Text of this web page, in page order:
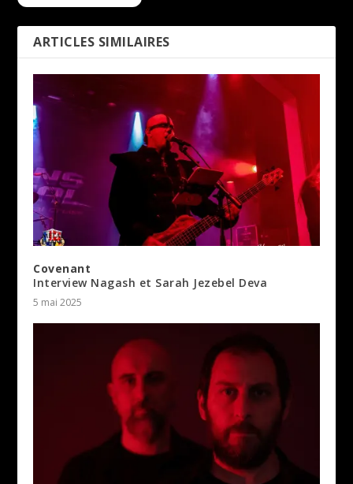
ARTICLES SIMILAIRES
Covenant
Interview Nagash et Sarah Jezebel Deva
5 mai 2025